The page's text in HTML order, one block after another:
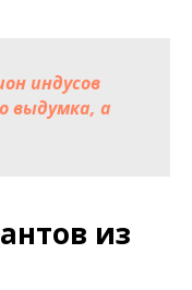
индусов
выдумка, а
из